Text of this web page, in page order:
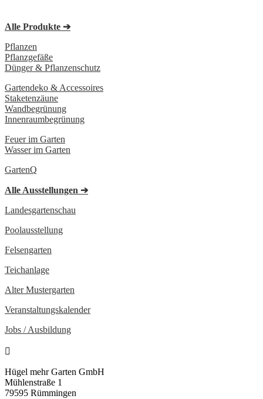
Alle Produkte ➔
Pflanzen
Pflanzgefäße
Dünger & Pflanzenschutz
Gartendeko & Accessoires
Staketenzäune
Wandbegrünung
Innenraumbegrünung
Feuer im Garten
Wasser im Garten
GartenQ
Alle Ausstellungen ➔
Landesgartenschau
Poolausstellung
Felsengarten
Teichanlage
Alter Mustergarten
Veranstaltungs­kalender
Jobs / Ausbildung

Hügel mehr Garten GmbH
Mühlenstraße 1
79595 Rümmingen